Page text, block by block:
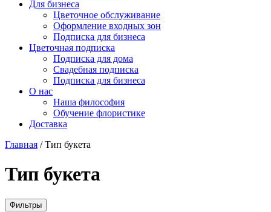
Для бизнеса
Цветочное обслуживание
Оформление входных зон
Подписка для бизнеса
Цветочная подписка
Подписка для дома
Свадебная подписка
Подписка для бизнеса
О нас
Наша философия
Обучение флористике
Доставка
Главная /Тип букета
Тип букета
Фильтры